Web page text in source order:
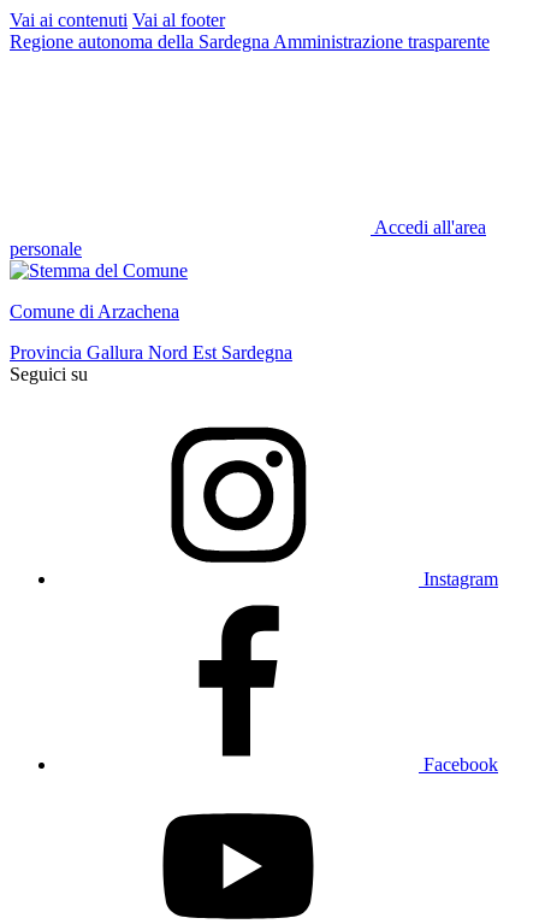
Vai ai contenuti Vai al footer
Regione autonoma della Sardegna Amministrazione trasparente
Accedi all'area
personale
Comune di Arzachena
Provincia Gallura Nord Est Sardegna
Seguici su
Instagram
Facebook